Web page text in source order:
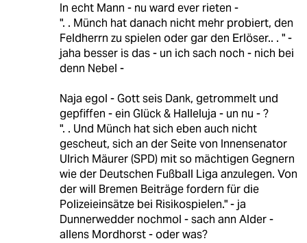
In echt Mann - nu ward ever rieten -
". . Münch hat danach nicht mehr probiert, den
Feldherrn zu spielen oder gar den Erlöser.. . " -
jaha besser is das - un ich sach noch - nich bei
denn Nebel -
Naja egol - Gott seis Dank, getrommelt und
gepfiffen - ein Glück & Halleluja - un nu - ?
". . Und Münch hat sich eben auch nicht
gescheut, sich an der Seite von Innensenator
Ulrich Mäurer (SPD) mit so mächtigen Gegnern
wie der Deutschen Fußball Liga anzulegen. Von
der will Bremen Beiträge fordern für die
Polizeieinsätze bei Risikospielen." - ja
Dunnerwedder nochmol - sach ann Alder -
allens Mordhorst - oder was?